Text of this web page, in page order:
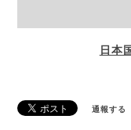
日本
通報する